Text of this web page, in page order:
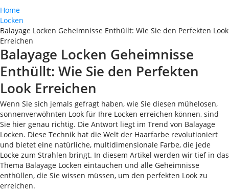
Home
Locken
Balayage Locken Geheimnisse Enthüllt: Wie Sie den Perfekten Look
Erreichen
Balayage Locken Geheimnisse
Enthüllt: Wie Sie den Perfekten
Look Erreichen
Wenn Sie sich jemals gefragt haben, wie Sie diesen mühelosen,
sonnenverwöhnten Look für Ihre Locken erreichen können, sind
Sie hier genau richtig. Die Antwort liegt im Trend von Balayage
Locken. Diese Technik hat die Welt der Haarfarbe revolutioniert
und bietet eine natürliche, multidimensionale Farbe, die jede
Locke zum Strahlen bringt. In diesem Artikel werden wir tief in das
Thema Balayage Locken eintauchen und alle Geheimnisse
enthüllen, die Sie wissen müssen, um den perfekten Look zu
erreichen.